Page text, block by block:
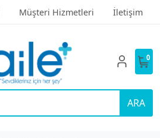
Müşteri Hizmetleri İletişim
ARA
0